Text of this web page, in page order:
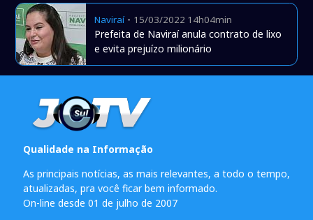
Naviraí- 15/03/2022 14h04min
Prefeita de Naviraí anula contrato de lixo
e evita prejuízo milionário
Qualidade na Informação
As principais notícias, as mais relevantes, a todo o tempo,
atualizadas, pra você ficar bem informado.
On-line desde 01 de julho de 2007